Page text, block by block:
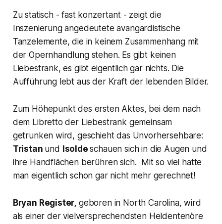
Zu statisch - fast konzertant - zeigt die
Inszenierung angedeutete avangardistische
Tanzelemente, die in keinem Zusammenhang mit
der Opernhandlung stehen. Es gibt keinen
Liebestrank, es gibt eigentlich gar nichts. Die
Aufführung lebt aus der Kraft der lebenden Bilder.
Zum Höhepunkt des ersten Aktes, bei dem nach
dem Libretto der Liebestrank gemeinsam
getrunken wird, geschieht das Unvorhersehbare:
Tristan und Isoldeschauen sich in die Augen und
ihre Handflächen berühren sich. Mit so viel hatte
man eigentlich schon gar nicht mehr gerechnet!
Bryan Register, geboren in North Carolina, wird
als einer der vielversprechendsten Heldentenöre